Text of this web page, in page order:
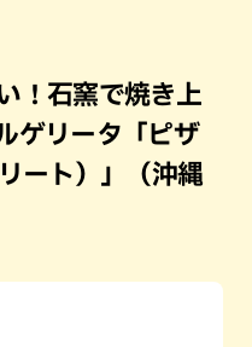
！石窯で焼き上
ゲリータ「ピザ
ート）」（沖縄